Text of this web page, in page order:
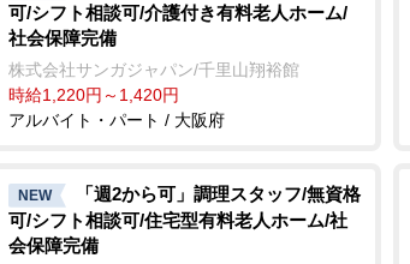
可/シフト相談可/介護付き有料老人ホーム/
社会保障完備
株式会社サンガジャパン/千里山翔裕館
時給1,220円～1,420円
アルバイト・パート / 大阪府
NEW
「週2から可」調理スタッフ/無資格
可/シフト相談可/住宅型有料老人ホーム/社
会保障完備